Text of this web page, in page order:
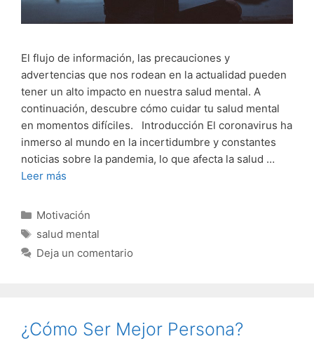
El flujo de información, las precauciones y
advertencias que nos rodean en la actualidad pueden
tener un alto impacto en nuestra salud mental. A
continuación, descubre cómo cuidar tu salud mental
en momentos difíciles. Introducción El coronavirus ha
inmerso al mundo en la incertidumbre y constantes
noticias sobre la pandemia, lo que afecta la salud …
Leer más
Categorías
Motivación
Etiquetas
salud mental
Deja un comentario
¿Cómo Ser Mejor Persona?